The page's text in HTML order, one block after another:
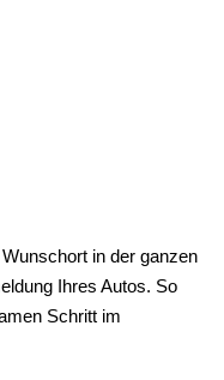
in der ganzen
Ihres Autos. So
Schritt im